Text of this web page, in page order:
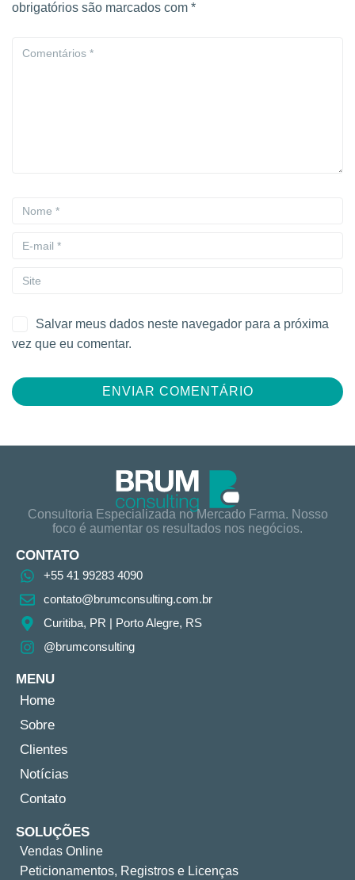
obrigatórios são marcados com *
Salvar meus dados neste navegador para a próxima
vez que eu comentar.
Consultoria Especializada no Mercado Farma. Nosso
foco é aumentar os resultados nos negócios.
CONTATO
+55 41 99283 4090
contato@brumconsulting.com.br​
Curitiba, PR​ | Porto Alegre, RS
@brumconsulting
MENU
Home
Sobre
Clientes
Notícias
Contato
SOLUÇÕES
Vendas Online
Peticionamentos, Registros e Licenças